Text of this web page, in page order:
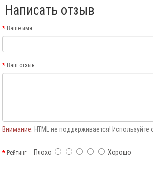
Написать отзыв
Ваше имя:
Ваш отзыв
Внимание: HTML не поддерживается! Используйте
РейтингПлохо Хорошо